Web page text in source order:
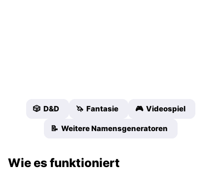
🎲 D&D 🦄 Fantasie 🎮 Videospiel
📝 Weitere Namensgeneratoren
Wie es funktioniert